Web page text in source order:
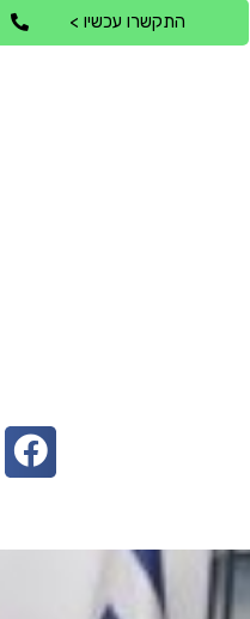
התקשרו עכשיו >